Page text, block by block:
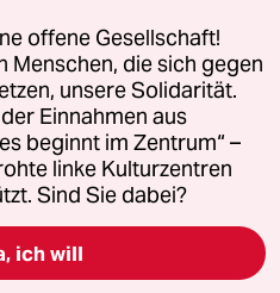
GmbH
Fragen oder für Genehmigungen
Kommune-Richtlinien
Impressum AGB
widerrufen (Ads)
offene Gesellschaft!
Menschen, die sich gegen
unsere Solidarität.
Einnahmen aus
beginnt im Zentrum“ –
linke Kulturzentren
Sind Sie dabei?
ich will